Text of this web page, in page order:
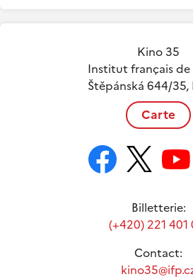
Kino 35
Institut français de
Štěpánská 644/35,
Carte
Billetterie:
(+420) 221 401
Contact: